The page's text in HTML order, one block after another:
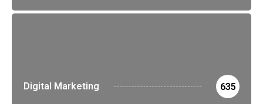
Digital Marketing 635